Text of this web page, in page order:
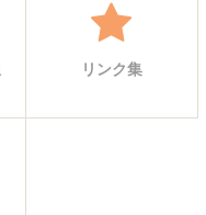
リンク集